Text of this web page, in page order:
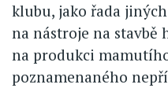
klubu, jako řada
na nástroje na stavbě
na produkci
poznamenaného